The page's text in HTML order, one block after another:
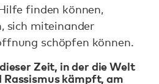
finden können,
sich miteinander
schöpfen können.
Zeit, in der die Welt
Rassismus kämpft, am